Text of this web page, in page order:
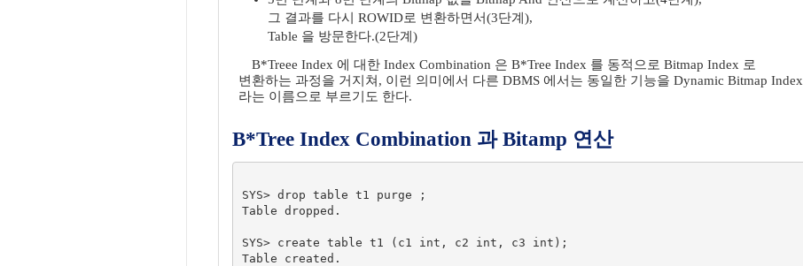
그 결과를 다시 ROWID로 변환하면서(3단계),
Table 을 방문한다.(2단계)
B*Treee Index 에 대한 Index Combination 은 B*Tree Index 를 동적으로 Bitmap Index 로
변환하는 과정을 거지쳐, 이런 의미에서 다른 DBMS 에서는 동일한 기능을 Dynamic Bitmap Index
라는 이름으로 부르기도 한다.
B*Tree Index Combination 과 Bitamp 연산
SYS> drop table t1 purge ;
Table dropped.
SYS> create table t1 (c1 int, c2 int, c3 int);
Table created.